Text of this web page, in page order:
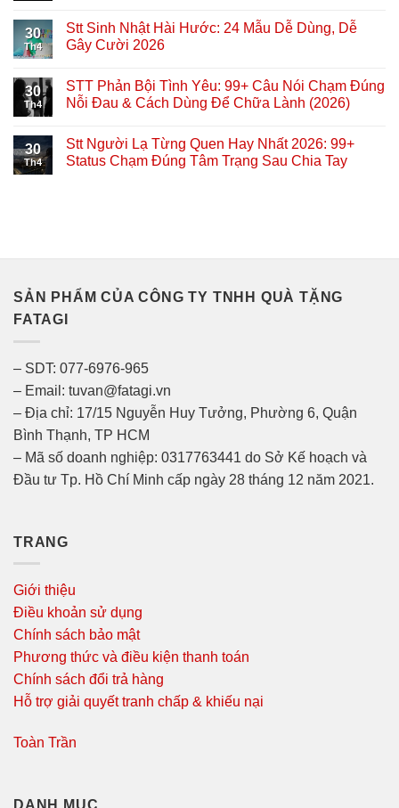
30
Th4
Stt Sinh Nhật Hài Hước: 24 Mẫu Dễ Dùng, Dễ
Gây Cười 2026
30
Th4
STT Phản Bội Tình Yêu: 99+ Câu Nói Chạm Đúng
Nỗi Đau & Cách Dùng Để Chữa Lành (2026)
30
Th4
Stt Người Lạ Từng Quen Hay Nhất 2026: 99+
Status Chạm Đúng Tâm Trạng Sau Chia Tay
SẢN PHẨM CỦA CÔNG TY TNHH QUÀ TẶNG
FATAGI
– SDT: 077-6976-965
– Email: tuvan@fatagi.vn
– Địa chỉ: 17/15 Nguyễn Huy Tưởng, Phường 6, Quận
Bình Thạnh, TP HCM
– Mã số doanh nghiệp: 0317763441 do Sở Kế hoạch và
Đầu tư Tp. Hồ Chí Minh cấp ngày 28 tháng 12 năm 2021.
TRANG
Giới thiệu
Điều khoản sử dụng
Chính sách bảo mật
Phương thức và điều kiện thanh toán
Chính sách đổi trả hàng
Hỗ trợ giải quyết tranh chấp & khiếu nại
Toàn Trần
DANH MỤC